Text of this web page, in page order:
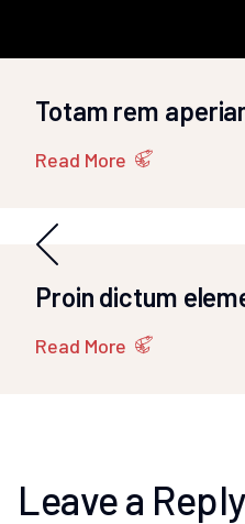
Totam rem
Read More
Proin dictum
Read More
Leave a Reply